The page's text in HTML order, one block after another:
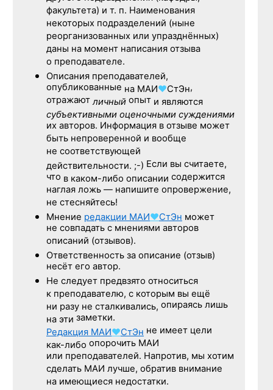
факультета) и т. п. Наименования
некоторых подразделений (ныне
реорганизованных или упразднённых)
даны на момент написания отзыва
о преподавателе.
Описания преподавателей,
опубликованные на МАИ♥СтЭн,
отражаютличный опыт и являются
субъективными оценочными суждениями
их авторов. Информация в отзыве может
быть непроверенной и вообще
не соответствующей
действительности. ;-) Если вы считаете,
что в каком-либо описании содержится
наглая ложь — напишите опровержение,
не стесняйтесь!
Мнение редакции МАИ♥СтЭн может
не совпадать с мнениями авторов
описаний (отзывов).
Ответственность за описание (отзыв)
несёт его автор.
Не следует предвзято относиться
к преподавателю, с которым вы ещё
ни разу не сталкивались, опираясь лишь
на эти заметки.
Редакция МАИ♥СтЭн не имеет цели
как-либо опорочить МАИ
или преподавателей. Напротив, мы хотим
сделать МАИ лучше, обратив внимание
на имеющиеся недостатки.